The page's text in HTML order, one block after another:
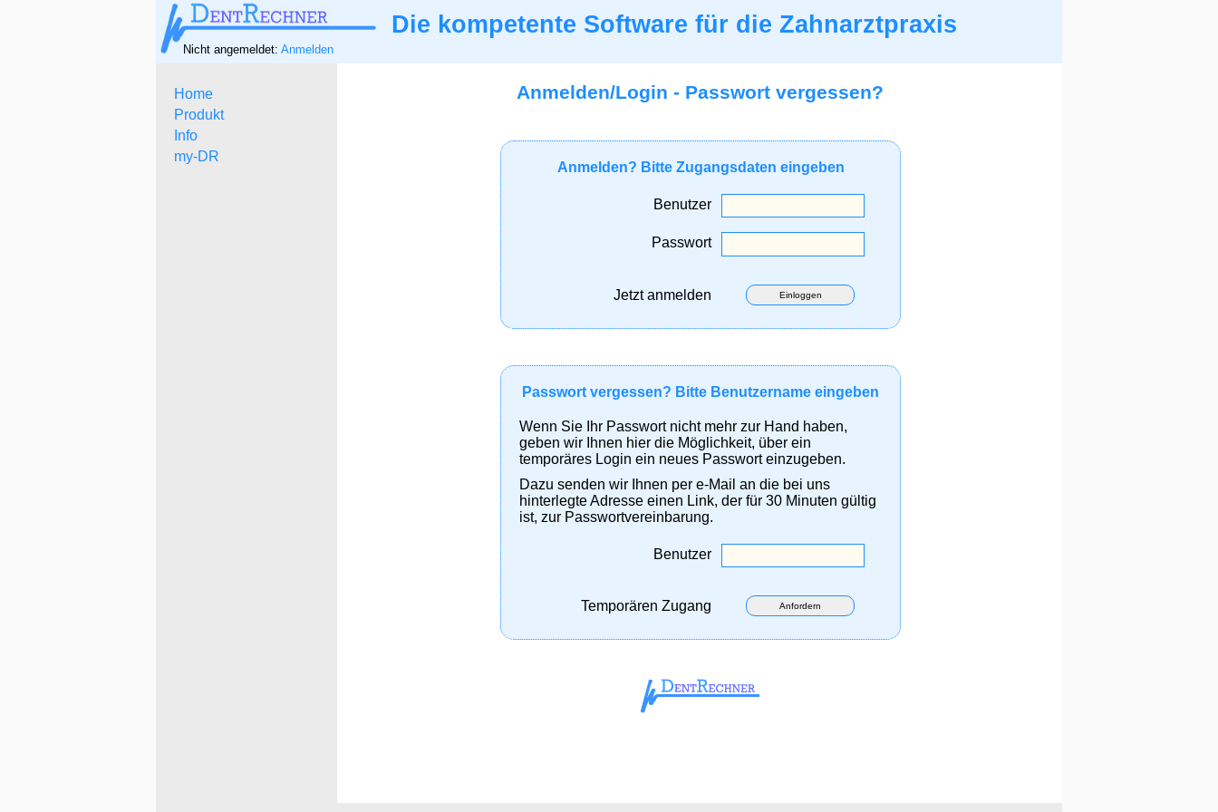
Die kompetente Software für die Zahnarztpraxis
Nicht angemeldet: Anmelden
Home
Produkt
Info
my-DR
Anmelden/Login - Passwort vergessen?
Anmelden? Bitte Zugangsdaten eingeben
Benutzer
Passwort
Jetzt anmelden Einloggen
Passwort vergessen? Bitte Benutzername eingeben
Wenn Sie Ihr Passwort nicht mehr zur Hand haben,
geben wir Ihnen hier die Möglichkeit, über ein
temporäres Login ein neues Passwort einzugeben.
Dazu senden wir Ihnen per e-Mail an die bei uns
hinterlegte Adresse einen Link, der für 30 Minuten gültig
ist, zur Passwortvereinbarung.
Benutzer
Temporären Zugang Anfordern